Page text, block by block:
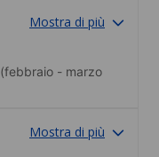
Mostra di più
(febbraio - marzo
Mostra di più